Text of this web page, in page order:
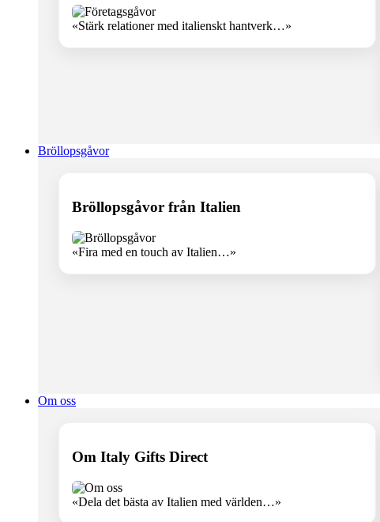
«Stärk relationer med italienskt hantverk…»
Bröllopsgåvor
Bröllopsgåvor från Italien
«Fira med en touch av Italien…»
Om oss
Om Italy Gifts Direct
«Dela det bästa av Italien med världen…»